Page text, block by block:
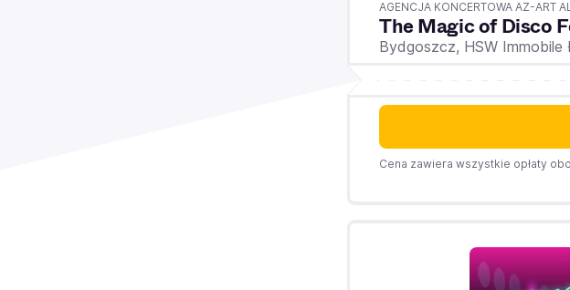
AGENCJA KONCERTOWA AZ-ART
The Magic of Disco
Bydgoszcz, HSW Immobile
Cena zawiera wszystkie opłaty